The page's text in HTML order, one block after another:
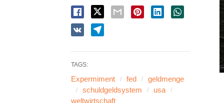
TAGS:
Expermiment fed
geldmenge
schuldgeldsystem
usa
weltwirtschaft